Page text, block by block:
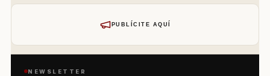
PUBLÍCITE AQUÍ
NEWSLETTER